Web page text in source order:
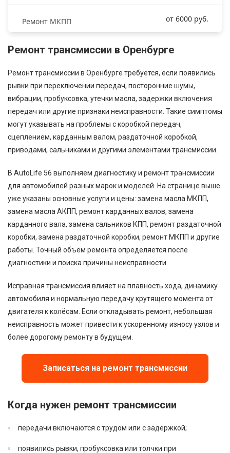
Ремонт МКПП от 6000 руб.
Ремонт трансмиссии в Оренбурге
Ремонт трансмиссии в Оренбурге требуется, если появились
рывки при переключении передач, посторонние шумы,
вибрации, пробуксовка, утечки масла, задержки включения
передач или другие признаки неисправности. Такие симптомы
могут указывать на проблемы с коробкой передач,
сцеплением, карданным валом, раздаточной коробкой,
приводами, сальниками и другими элементами трансмиссии.
В AutoLife 56 выполняем диагностику и ремонт трансмиссии
для автомобилей разных марок и моделей. На странице выше
уже указаны основные услуги и цены: замена масла МКПП,
замена масла АКПП, ремонт карданных валов, замена
карданного вала, замена сальников КПП, ремонт раздаточной
коробки, замена раздаточной коробки, ремонт МКПП и другие
работы. Точный объём ремонта определяется после
диагностики и поиска причины неисправности.
Исправная трансмиссия влияет на плавность хода, динамику
автомобиля и нормальную передачу крутящего момента от
двигателя к колёсам. Если откладывать ремонт, небольшая
неисправность может привести к ускоренному износу узлов и
более дорогому ремонту в будущем.
Записаться на ремонт трансмиссии
Когда нужен ремонт трансмиссии
передачи включаются с трудом или с задержкой;
появились рывки, пробуксовка или толчки при